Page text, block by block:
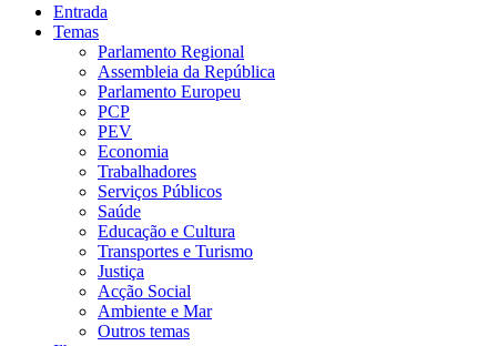
Entrada
Temas
Parlamento Regional
Assembleia da República
Parlamento Europeu
PCP
PEV
Economia
Trabalhadores
Serviços Públicos
Saúde
Educação e Cultura
Transportes e Turismo
Justiça
Acção Social
Ambiente e Mar
Outros temas